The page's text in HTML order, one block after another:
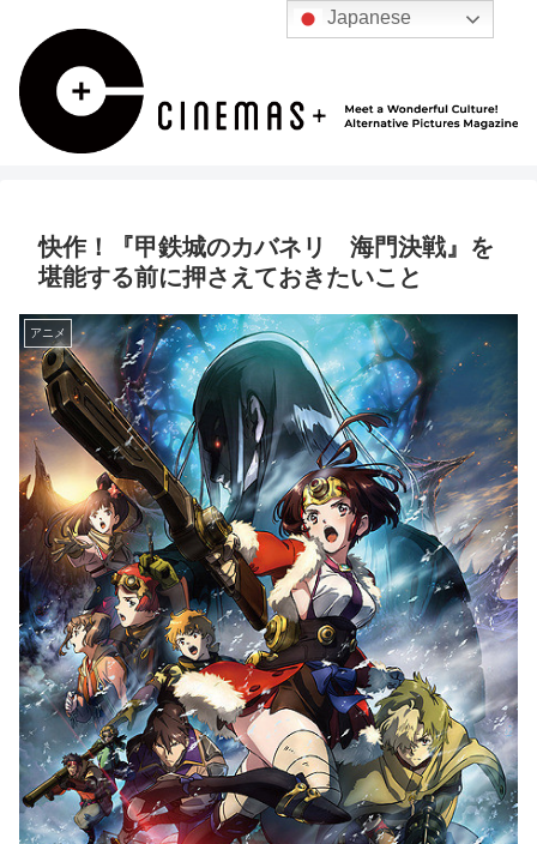
快作！『甲鉄城のカバネリ 海門決戦』を
堪能する前に押さえておきたいこと
アニメ
Japanese